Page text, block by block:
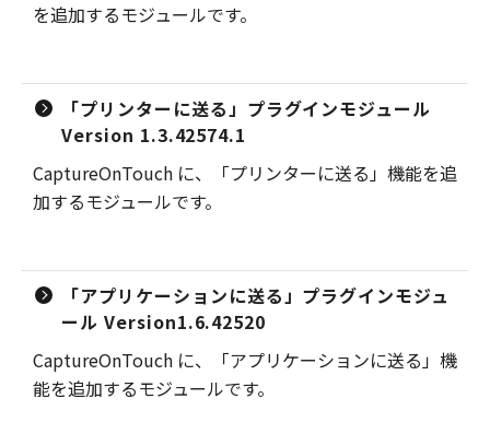
を追加するモジュールです。
「プリンターに送る」プラグインモジュール
Version 1.3.42574.1
CaptureOnTouch に、「プリンターに送る」機能を追
加するモジュールです。
「アプリケーションに送る」プラグインモジュ
ール Version1.6.42520
CaptureOnTouch に、「アプリケーションに送る」機
能を追加するモジュールです。